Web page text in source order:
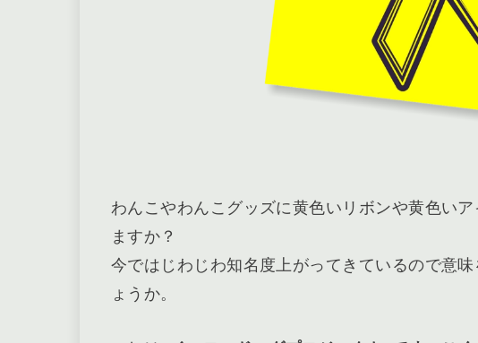
わんこやわんこグッズに黄色いリボンや黄色い
ますか？
今ではじわじわ知名度上がってきているので意
ょうか。